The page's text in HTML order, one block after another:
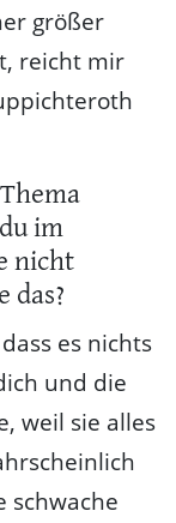
größer
reicht mir
im
nicht
das?
es nichts
und die
weil sie alles
schwache